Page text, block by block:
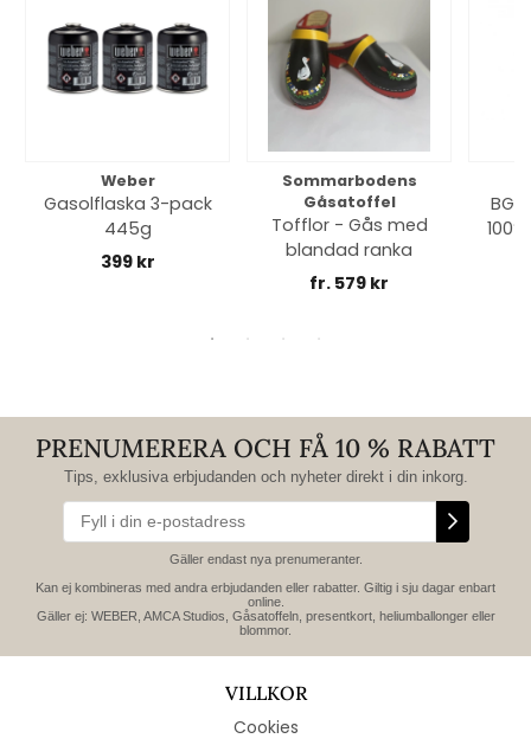
Weber
Gasolflaska 3-pack
445g
399 kr
Sommarbodens
Gåsatoffel
Tofflor - Gås med
blandad ranka
fr. 579 kr
PRENUMERERA OCH FÅ 10 % RABATT
Tips, exklusiva erbjudanden och nyheter direkt i din inkorg.
Gäller endast nya prenumeranter.
Kan ej kombineras med andra erbjudanden eller rabatter. Giltig i sju dagar enbart
online.
Gäller ej: WEBER, AMCA Studios, Gåsatoffeln, presentkort, heliumballonger eller
blommor.
VILLKOR
Cookies